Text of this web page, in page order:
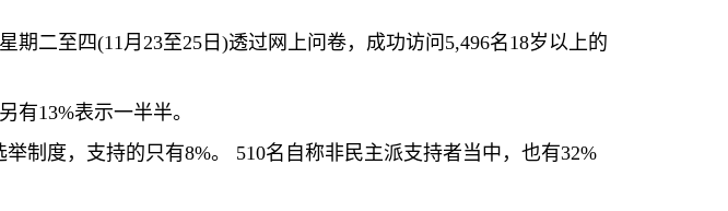
期二至四(11月 23至25 日 )透过网上问卷，成功访问 5,496名18岁以上的
有13%表示一半半。
举制度，支持的只有8%。 510名自称非民主派支持者当中，也有32%